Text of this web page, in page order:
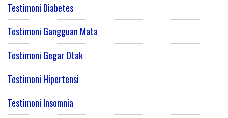
Testimoni Diabetes
Testimoni Gangguan Mata
Testimoni Gegar Otak
Testimoni Hipertensi
Testimoni Insomnia